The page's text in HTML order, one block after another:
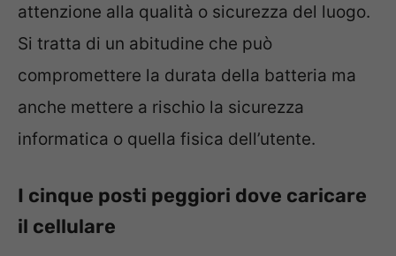
attenzione alla qualità o sicurezza del luogo.
Si tratta di un abitudine che può
compromettere la durata della batteria ma
anche mettere a rischio la sicurezza
informatica o quella fisica dell’utente.
I cinque posti peggiori dove caricare
il cellulare